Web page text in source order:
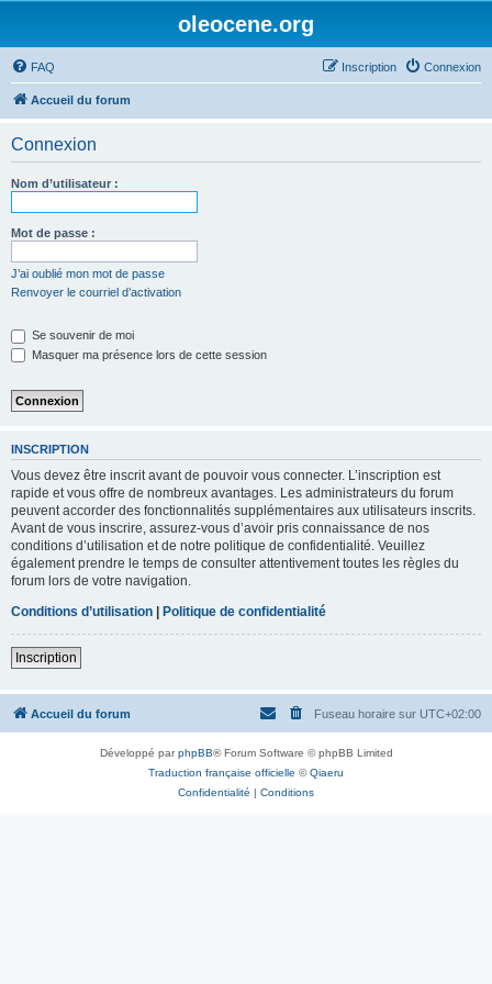
oleocene.org
FAQ Connexion
Inscription
Accueil du forum
Connexion
Nom d’utilisateur :
Mot de passe :
J’ai oublié mon mot de passe
Renvoyer le courriel d’activation
Se souvenir de moi
Masquer ma présence lors de cette session
INSCRIPTION
Vous devez être inscrit avant de pouvoir vous connecter. L’inscription est
rapide et vous offre de nombreux avantages. Les administrateurs du forum
peuvent accorder des fonctionnalités supplémentaires aux utilisateurs inscrits.
Avant de vous inscrire, assurez-vous d’avoir pris connaissance de nos
conditions d’utilisation et de notre politique de confidentialité. Veuillez
également prendre le temps de consulter attentivement toutes les règles du
forum lors de votre navigation.
Conditions d’utilisation | Politique de confidentialité
Inscription
Accueil du forum Fuseau horaire sur UTC+02:00
Développé parphpBB® Forum Software © phpBB Limited
Traduction française officielle ©Qiaeru
Confidentialité | Conditions